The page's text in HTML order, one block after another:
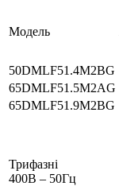
Модель
50DMLF51.4M2BG
65DMLF51.5M2AG
65DMLF51.9M2BG
Трифазні
400В – 50Гц